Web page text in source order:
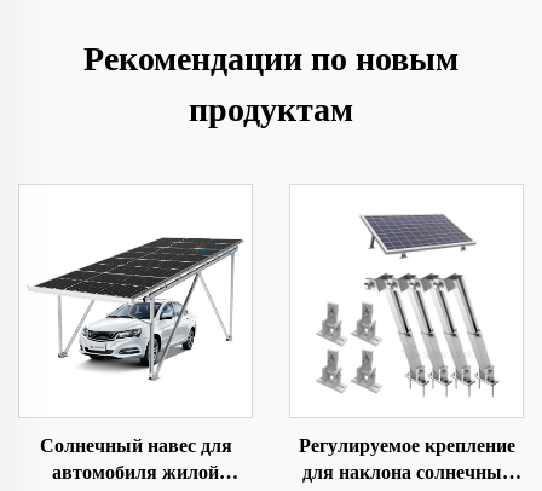
Рекомендации по новым
продуктам
Солнечный навес для
автомобиля жилой
Регулируемое крепление
для наклона солнечных